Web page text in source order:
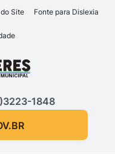
e links
Site Fonte para Dislexia
principal
1848